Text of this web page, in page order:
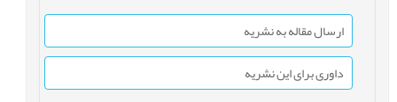
ارسال مقاله به نشریه
داوری برای این نشریه